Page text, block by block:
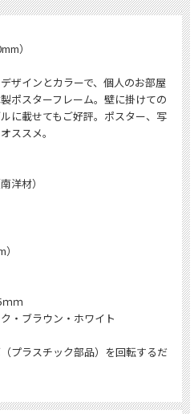
）
ザインとカラーで、個人のお部屋
ポスターフレーム。壁に掛けての
に載せてもご好評。ポスター、写
ススメ。
洋材）
ｍ
・ブラウン・ホワイト
プラスチック部品）を回転するだ